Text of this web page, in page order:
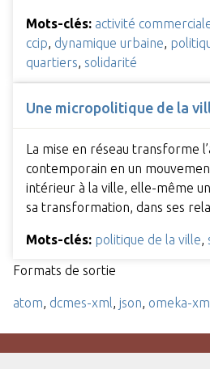
Mots-clés: activité
ccip, dynamique urbaine,
quartiers, solidarité
Une micropolitique de la
La mise en réseau transforme
contemporain en un
intérieur à la ville, elle-même
sa transformation, dans ses
Mots-clés: politique de la ville,
Formats de sortie
atom, dcmes-xml, json, omeka-